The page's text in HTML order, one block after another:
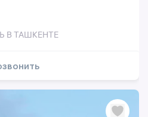
В ТАШКЕНТЕ